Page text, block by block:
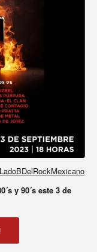
y 90´s este 3 de